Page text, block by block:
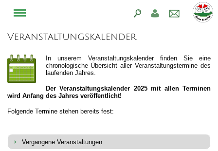
Veranstaltungskalender
In unserem Veranstaltungskalender finden Sie eine
chronologische Übersicht aller Veranstaltungstermine des
laufenden Jahres.
Der Veranstaltungskalender 2025 mit allen Terminen
wird Anfang des Jahres veröffentlicht!
Folgende Termine stehen bereits fest:
Vergangene Veranstaltungen